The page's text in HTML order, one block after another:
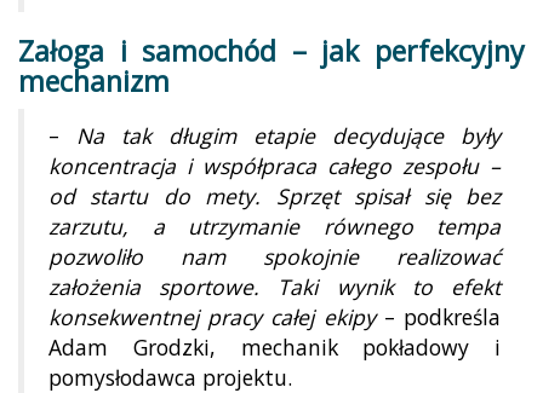
Załoga i samochód – jak perfekcyjny
mechanizm
– Na tak długim etapie decydujące były
koncentracja i współpraca całego zespołu –
od startu do mety. Sprzęt spisał się bez
zarzutu, a utrzymanie równego tempa
pozwoliło nam spokojnie realizować
założenia sportowe. Taki wynik to efekt
konsekwentnej pracy całej ekipy– podkreśla
Adam Grodzki, mechanik pokładowy i
pomysłodawca projektu.